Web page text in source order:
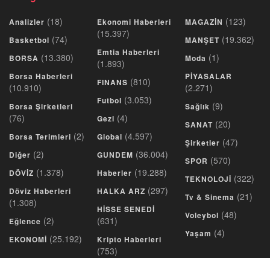
Analizler (18)
Basketbol (74)
BORSA (13.380)
Borsa Haberleri
(10.910)
Borsa Şirketleri
(76)
Borsa Terimleri (2)
Diğer (2)
DÖVİZ (1.378)
Döviz Haberleri
(1.308)
Eğlence (2)
EKONOMİ (25.192)
Ekonomi Haberleri
(15.397)
Emtia Haberleri
(1.893)
FINANS (810)
Futbol (3.053)
Gezi (4)
Global (4.597)
GUNDEM (36.004)
Haberler (19.288)
HALKA ARZ (297)
HİSSE SENEDİ
(631)
Kripto Haberleri
(753)
MAGAZİN (123)
MANŞET (19.362)
Moda (1)
PİYASALAR
(2.271)
Sağlık (9)
SANAT (20)
Şirketler (47)
SPOR (570)
TEKNOLOJİ (322)
Tv & Sinema (21)
Voleybol (48)
Yaşam (4)